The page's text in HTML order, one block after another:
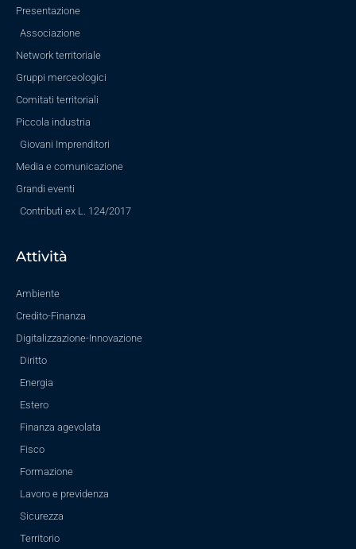
Presentazione
Associazione
Network territoriale
Gruppi merceologici
Comitati territoriali
Piccola industria
Giovani Imprenditori
Media e comunicazione
Grandi eventi
Contributi ex L. 124/2017
Attività
Ambiente
Credito-Finanza
Digitalizzazione-Innovazione
Diritto
Energia
Estero
Finanza agevolata
Fisco
Formazione
Lavoro e previdenza
Sicurezza
Territorio